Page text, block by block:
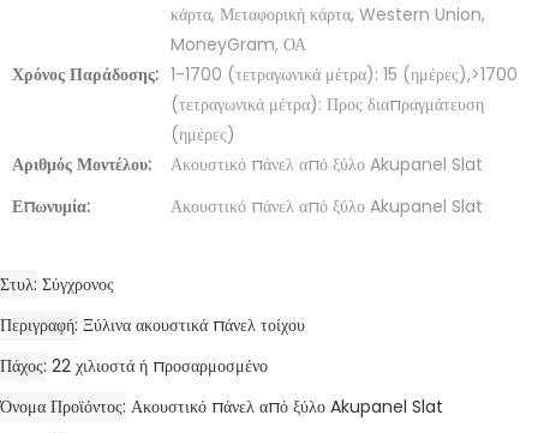
κάρτα, Μεταφορική κάρτα, Western Union,
MoneyGram, ΟΑ
Χρόνος Παράδοσης: 1-1700 (τετραγωνικά μέτρα): 15 (ημέρες),>1700
(τετραγωνικά μέτρα): Προς διαπραγμάτευση
(ημέρες)
Αριθμός Μοντέλου:
Ακουστικό πάνελ από ξύλο Akupanel Slat
Επωνυμία:
Ακουστικό πάνελ από ξύλο Akupanel Slat
Στυλ Σύγχρονος
Περιγραφή Ξύλινα ακουστικά πάνελ τοίχου
Πάχος 22 χιλιοστά ή προσαρμοσμένο
Όνομα Προϊόντος Ακουστικό πάνελ από ξύλο Akupanel Slat